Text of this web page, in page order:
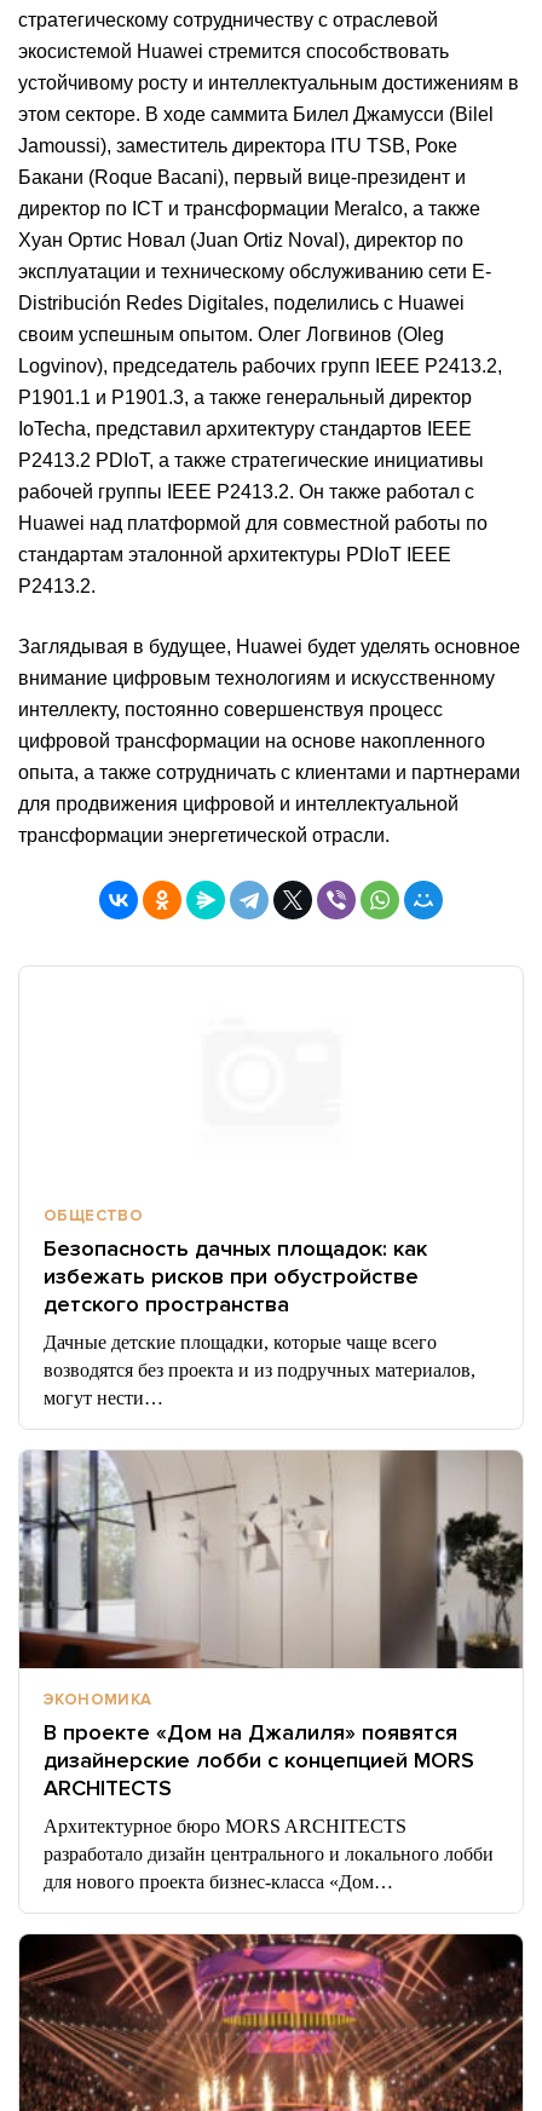
стратегическому сотрудничеству с отраслевой
экосистемой Huawei стремится способствовать
устойчивому росту и интеллектуальным достижениям в
этом секторе. В ходе саммита Билел Джамусси (Bilel
Jamoussi), заместитель директора ITU TSB, Роке
Бакани (Roque Bacani), первый вице-президент и
директор по ICT и трансформации Meralco, а также
Хуан Ортис Новал (Juan Ortiz Noval), директор по
эксплуатации и техническому обслуживанию сети E-
Distribución Redes Digitales, поделились с Huawei
своим успешным опытом. Олег Логвинов (Oleg
Logvinov), председатель рабочих групп IEEE P2413.2,
P1901.1 и P1901.3, а также генеральный директор
IoTecha, представил архитектуру стандартов IEEE
P2413.2 PDIoT, а также стратегические инициативы
рабочей группы IEEE P2413.2. Он также работал с
Huawei над платформой для совместной работы по
стандартам эталонной архитектуры PDIoT IEEE
P2413.2.
Заглядывая в будущее, Huawei будет уделять основное
внимание цифровым технологиям и искусственному
интеллекту, постоянно совершенствуя процесс
цифровой трансформации на основе накопленного
опыта, а также сотрудничать с клиентами и партнерами
для продвижения цифровой и интеллектуальной
трансформации энергетической отрасли.
ОБЩЕСТВО
Безопасность дачных площадок: как
избежать рисков при обустройстве
детского пространства
Дачные детские площадки, которые чаще всего
возводятся без проекта и из подручных материалов,
могут нести…
ЭКОНОМИКА
В проекте «Дом на Джалиля» появятся
дизайнерские лобби с концепцией MORS
ARCHITECTS
Архитектурное бюро MORS ARCHITECTS
разработало дизайн центрального и локального лобби
для нового проекта бизнес-класса «Дом…